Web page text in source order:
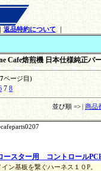
返品特約について ｜
Cafe焙煎機 日本仕様純正パ
7ページ目)
7 8
並び順 => 商品
ースター用 コントロール
ン基板を繋ぐハーネス１０P